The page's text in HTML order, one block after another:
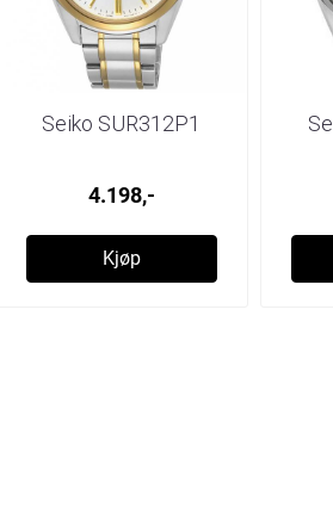
Seiko SUR312P1
4.198,-
Kjøp